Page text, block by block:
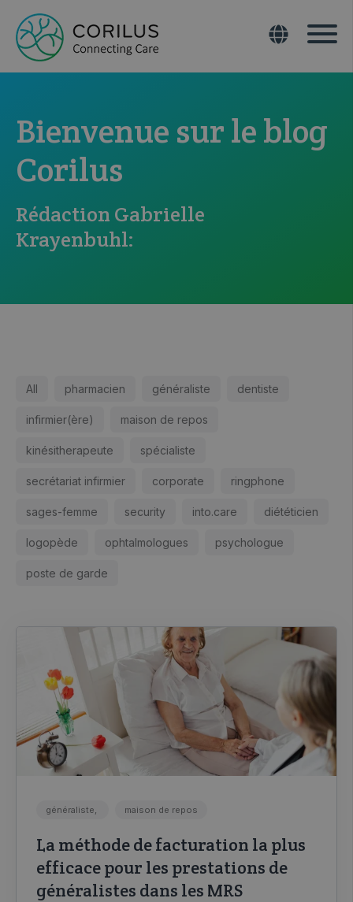
Bienvenue sur le blog
Corilus
Rédaction Gabrielle
Krayenbuhl:
All pharmacien généraliste dentiste
infirmier(ère) maison de repos
kinésitherapeute spécialiste
secrétariat infirmier corporate ringphone
sages-femme security into.care diététicien
logopède ophtalmologues psychologue
poste de garde
généraliste, maison de repos
La méthode de facturation la plus
efficace pour les prestations de
généralistes dans les MRS